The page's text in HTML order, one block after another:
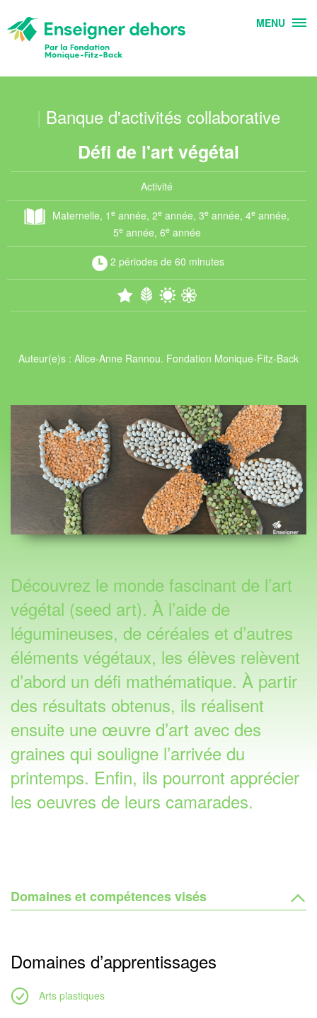
MENU
| Banque d'activités collaborative
Défi de l'art végétal
Activité
Maternelle, 1 e année, 2e année, 3e année, 4e année,
5eannée, 6eannée
2 périodes de 60 minutes
Auteur(e)s : Alice-Anne Rannou. Fondation Monique-Fitz-Back
Découvrez le monde fascinant de l’art
végétal (seed art). À l’aide de
légumineuses, de céréales et d’autres
éléments végétaux, les élèves relèvent
d’abord un défi mathématique. À partir
des résultats obtenus, ils réalisent
ensuite une œuvre d’art avec des
graines qui souligne l’arrivée du
printemps. Enfin, ils pourront apprécier
les oeuvres de leurs camarades.
Domaines et compétences visés
Domaines d’apprentissages
Arts plastiques